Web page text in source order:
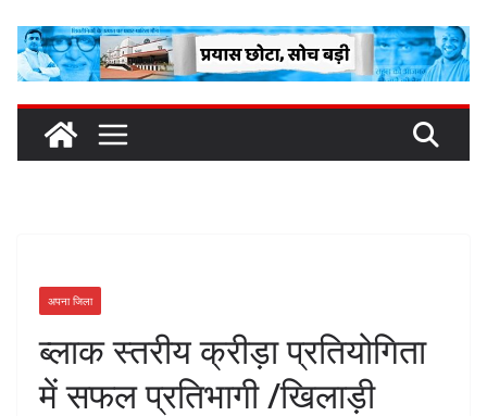
content
अपना जिला
ब्लाक स्तरीय क्रीड़ा प्रतियोगिता
में सफल प्रतिभागी /खिलाड़ी